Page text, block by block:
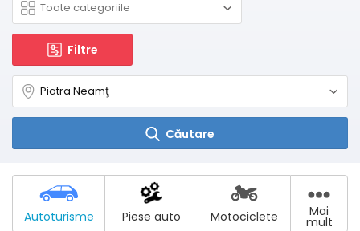
Filtre
Căutare
Autoturisme Piese auto Motociclete Mai
mult